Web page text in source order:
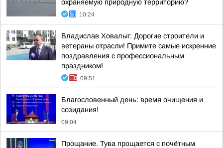
охраняемую природную территорию?
10:24
Владислав Ховалыг: Дорогие строители и
ветераны отрасли! Примите самые искренние
поздравления с профессиональным
праздником!
09:51
Благословенный день: время очищения и
созидания!
09:04
Прощание. Тува прощается с почётным